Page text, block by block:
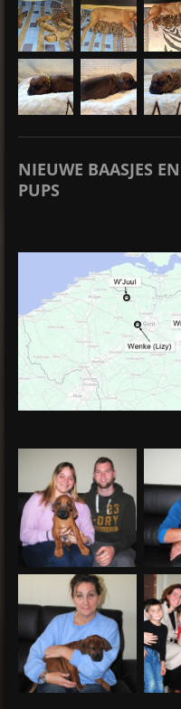
NIEUWE BAASJES
PUPS